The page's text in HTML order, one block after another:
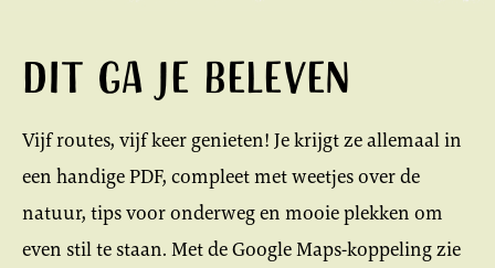
Dit ga je beleven
Vijf routes, vijf keer genieten! Je krijgt ze allemaal in
een handige PDF, compleet met weetjes over de
natuur, tips voor onderweg en mooie plekken om
even stil te staan. Met de Google Maps-koppeling zie